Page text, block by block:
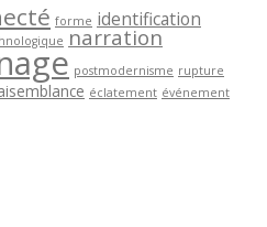
forme identification
narration
postmodernisme rupture
éclatement événement